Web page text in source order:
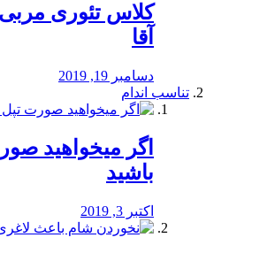
آقا
دسامبر 19, 2019
تناسب اندام
اگر میخواهید
باشید
اکتبر 3, 2019